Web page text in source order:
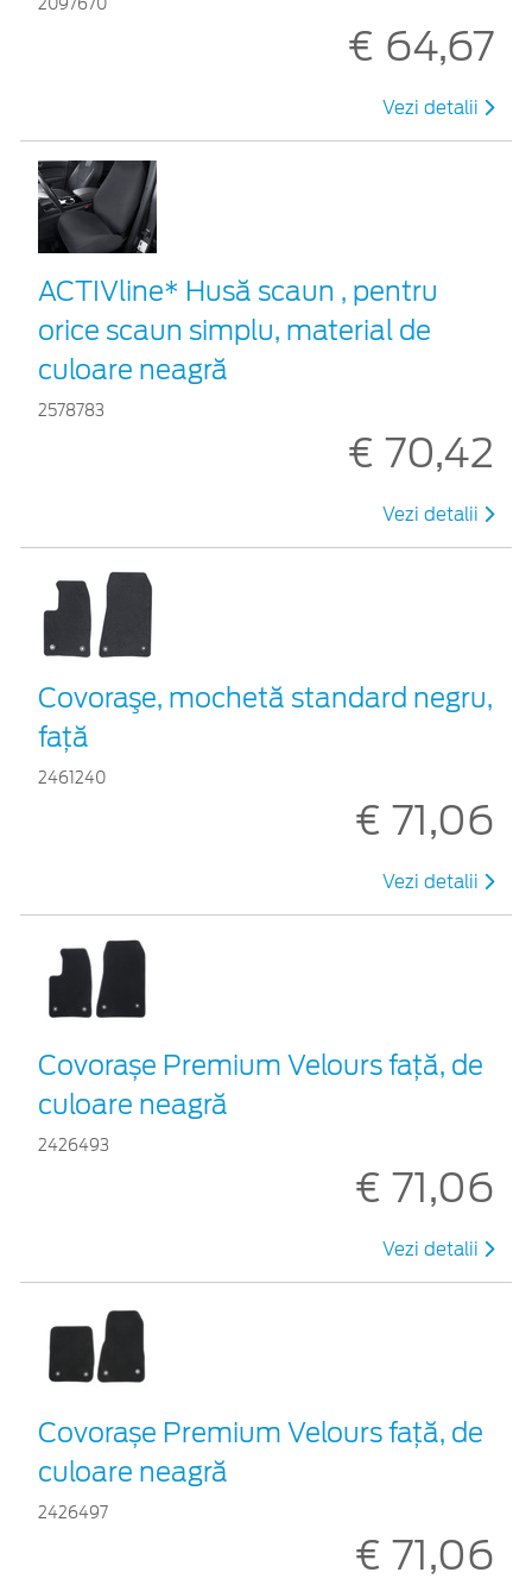
2097670
€ 64,67
Vezi detalii
ACTIVline* Husă scaun , pentru
orice scaun simplu, material de
culoare neagră
2578783
€ 70,42
Vezi detalii
Covoraşe, mochetă standard negru,
față
2461240
€ 71,06
Vezi detalii
Covorașe Premium Velours față, de
culoare neagră
2426493
€ 71,06
Vezi detalii
Covorașe Premium Velours față, de
culoare neagră
2426497
€ 71,06